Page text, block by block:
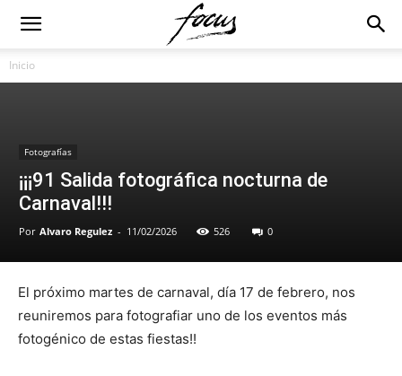
Inicio
Fotografías
¡¡¡91 Salida fotográfica nocturna de
Carnaval!!!
Por Alvaro Regulez - 11/02/2026 526 0
El próximo martes de carnaval, día 17 de febrero, nos
reuniremos para fotografiar uno de los eventos más
fotogénico de estas fiestas!!